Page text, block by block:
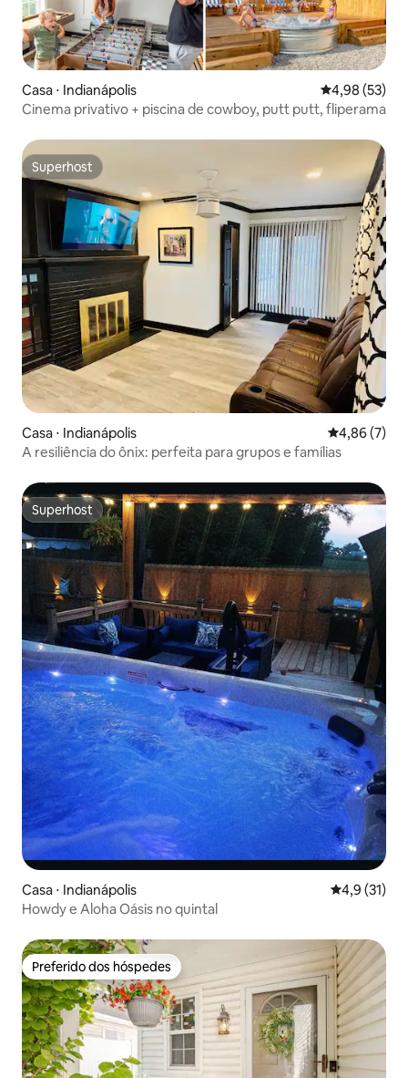
Casa ⋅ Indianápolis 4,98 de uma
4,98 (53)
Cinema privativo + piscina de cowboy, putt putt, fliperama
Superhost
Superhost
Casa ⋅ Indianápolis 4,86 de uma
4,86 (7)
A resiliência do ônix: perfeita para grupos e famílias
Superhost
Superhost
Casa ⋅ Indianápolis 4,9 de uma
4,9 (31)
Howdy e Aloha Oásis no quintal
Preferido dos hóspedes
Preferido dos hóspedes